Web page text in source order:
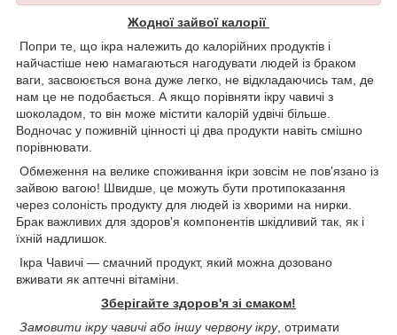
Жодної зайвої калорії
Попри те, що ікра належить до калорійних продуктів і
найчастіше нею намагаються нагодувати людей із браком
ваги, засвоюється вона дуже легко, не відкладаючись там, де
нам це не подобається. А якщо порівняти ікру чавичі з
шоколадом, то він може містити калорій удвічі більше.
Водночас у поживній цінності ці два продукти навіть смішно
порівнювати.
Обмеження на велике споживання ікри зовсім не пов'язано із
зайвою вагою! Швидше, це можуть бути протипоказання
через солоність продукту для людей із хворими на нирки.
Брак важливих для здоров'я компонентів шкідливий так, як і
їхній надлишок.
Ікра Чавичі — смачний продукт, який можна дозовано
вживати як аптечні вітаміни.
Зберігайте здоров'я зі смаком!
Замовити ікру чавичі або іншу червону ікру, отримати